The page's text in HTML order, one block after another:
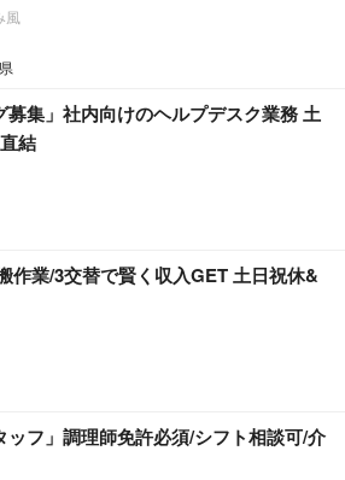
風
募集」社内向けのヘルプデスク業務 土
結
作業/3交替で賢く収入GET 土日祝休&
ッフ」調理師免許必須/シフト相談可/介